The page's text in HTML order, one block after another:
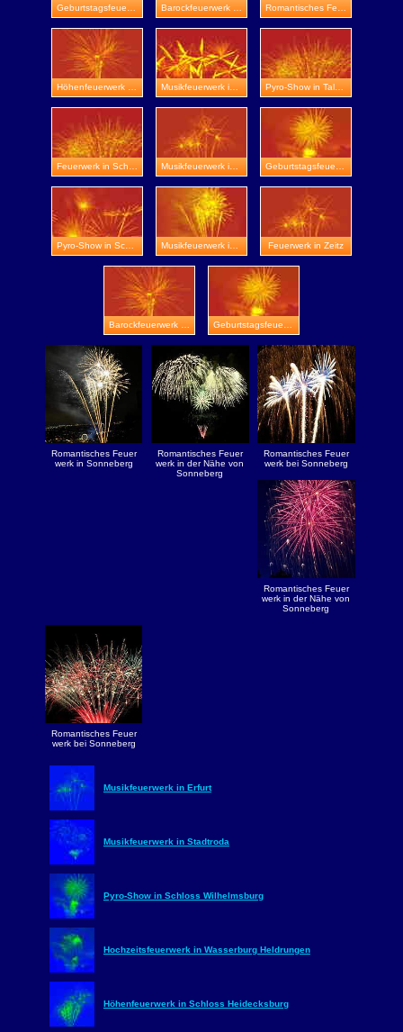
Geburtstagsfeuerwerk in Zeulenroda-Triebes Barockfeuerwerk in Mühlhausen Romantisches Feuerwerk in Johenniterburg
Höhenfeuerwerk in Sondershausen Musikfeuerwerk in Altenburg Pyro-Show in Talsperre Heyda
Feuerwerk in Schmalkalden Musikfeuerwerk in Nordhausen Geburtstagsfeuerwerk in Schloss Weitersroda
Pyro-Show in Schloss Sondershausen Musikfeuerwerk in Waltershausen Feuerwerk in Zeitz
Barockfeuerwerk in Sömmerda Geburtstagsfeuerwerk in Meiningen
Romantisches Feuer
werk in Sonneberg
Romantisches Feuer
werk in der Nähe von
Sonneberg
Romantisches Feuer
werk bei Sonneberg
Romantisches Feuer
werk in der Nähe von
Sonneberg
Romantisches Feuer
werk bei Sonneberg
Musikfeuerwerk in Erfurt
Musikfeuerwerk in Stadtroda
Pyro-Show in Schloss Wilhelmsburg
Hochzeitsfeuerwerk in Wasserburg Heldrungen
Höhenfeuerwerk in Schloss Heidecksburg